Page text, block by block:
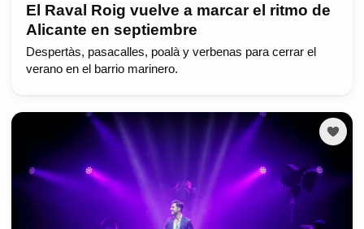
El Raval Roig vuelve a marcar el ritmo de
Alicante en septiembre
Despertàs, pasacalles, poalà y verbenas para cerrar el
verano en el barrio marinero.